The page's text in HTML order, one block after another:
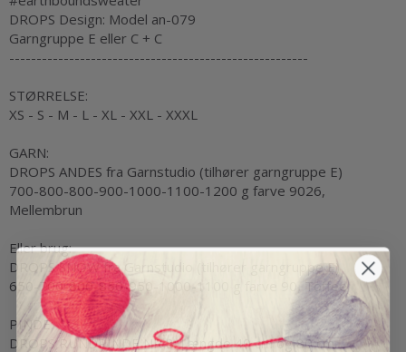
DROPS Design: Model an-079
Garngruppe E eller C + C
-------------------------------------------------------
STØRRELSE:
XS - S - M - L - XL - XXL - XXXL
GARN:
DROPS ANDES fra Garnstudio (tilhører garngruppe E)
700-800-800-900-1000-1100-1200 g farve 9026,
Mellembrun
Eller brug:
DROPS SNOW fra Garnstudio (tilhører garngruppe E)
650-700-800-850-950-1000-1100 g farve 90, Toffee
PINDE:
DROPS RUNDPINDE NR 8: Længde 40 cm og 80 cm.